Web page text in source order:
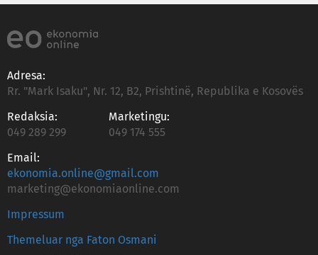
Adresa:
Rr. "Mark Isaku", Nr. 12, B2, Prishtinë, Republika e Kosovës
Redaksia:
049 289 299
Marketingu:
049 174 555
Email:
ekonomia.online@gmail.com
marketing@ekonomiaonline.com
Impressum
Themeluar nga Faton Osmani